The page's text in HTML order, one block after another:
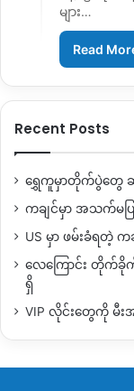
များ…
Read
Recent Posts
ရွှေကူမှာတိုက်ပွဲတွေ
ကချင်မှာ အသက်မပ
US မှာ ဖမ်းခံရတဲ့
လေကြောင်း တိုက်ခို
ရှိ
VIP လိုင်းတွေကို မီး